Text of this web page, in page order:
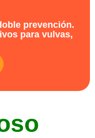
prevención.
para vulvas,